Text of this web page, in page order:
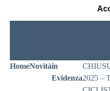
HomeNovitàin
Evidenza2025 –